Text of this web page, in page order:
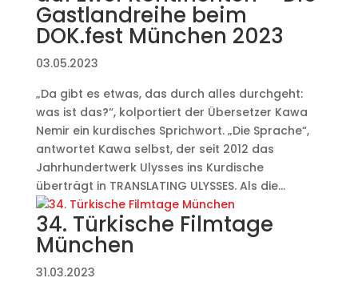
Gastlandreihe beim
DOK.fest München 2023
03.05.2023
„Da gibt es etwas, das durch alles durchgeht:
was ist das?“, kolportiert der Übersetzer Kawa
Nemir ein kurdisches Sprichwort. „Die Sprache“,
antwortet Kawa selbst, der seit 2012 das
Jahrhundertwerk Ulysses ins Kurdische
überträgt in TRANSLATING ULYSSES. Als die...
34. Türkische Filmtage
München
31.03.2023